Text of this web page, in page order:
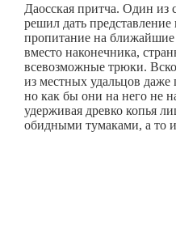
Даосская притча. Один из
решил дать представление
пропитание на
вместо наконечника,
всевозможные трюки.
из местных удальцов даже
но как бы они на него не
удерживая древко копья
обидными тумаками, а то